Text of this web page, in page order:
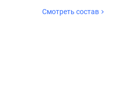
Смотреть состав